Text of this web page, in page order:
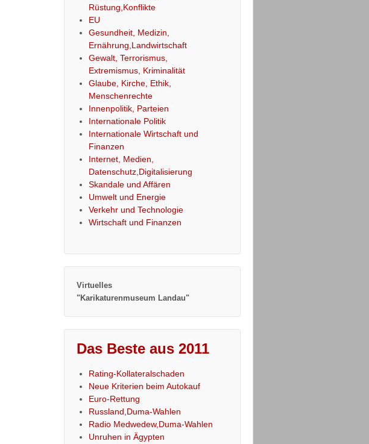
Rüstung,Konflikte
EU
Gesundheit, Medizin,
Ernährung,Landwirtschaft
Gewalt, Terrorismus,
Extremismus, Kriminalität
Glaube, Kirche, Ethik,
Menschenrechte
Innenpolitik, Parteien
Internationale Politik
Internationale Wirtschaft und
Finanzen
Internet, Medien,
Datenschutz,Digitalisierung
Skandale und Affären
Umwelt und Energie
Verkehr und Technologie
Wirtschaft und Finanzen
Virtuelles
"Karikaturenmuseum Landau"
Das Beste aus 2011
Rating-Kollateralschaden
Neue Kriterien beim Autokauf
Euro-Rettung
Russland,Duma-Wahlen
Radio Medwedew,Duma-Wahlen
Unruhen in Ägypten